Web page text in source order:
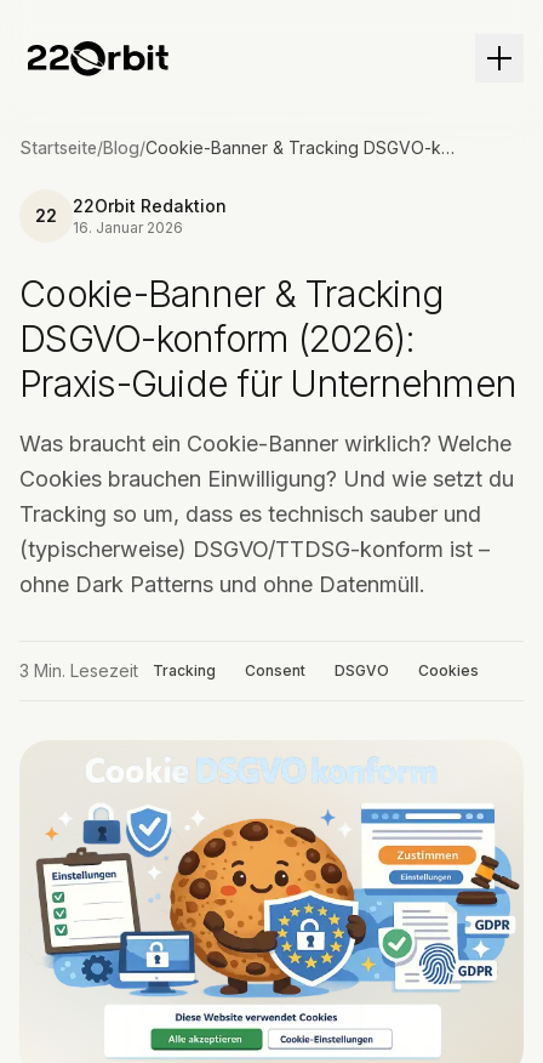
Startseite/Blog/ Cookie-Banner & Tracking DSGVO-konform (2026): Praxis-Guide für Unternehmen
22 22Orbit Redaktion
16. Januar 2026
Cookie-Banner & Tracking
DSGVO-konform (2026):
Praxis-Guide für Unternehmen
Was braucht ein Cookie-Banner wirklich? Welche
Cookies brauchen Einwilligung? Und wie setzt du
Tracking so um, dass es technisch sauber und
(typischerweise) DSGVO/TTDSG-konform ist –
ohne Dark Patterns und ohne Datenmüll.
3 Min. Lesezeit Tracking Consent DSGVO Cookies